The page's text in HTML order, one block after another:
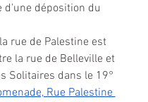
d'une déposition du
rue de Palestine est
la rue de Belleville et
Solitaires dans le 19°
Rue Palestine